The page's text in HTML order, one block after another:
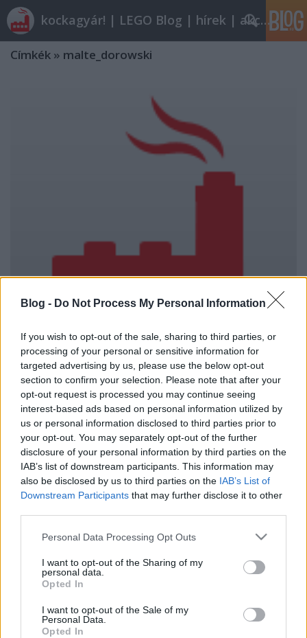
Blog - Do Not Process My Personal Information
If you wish to opt-out of the sale, sharing to third parties, or
processing of your personal or sensitive information for
targeted advertising by us, please use the below opt-out
section to confirm your selection. Please note that after your
opt-out request is processed you may continue seeing
interest-based ads based on personal information utilized by
us or personal information disclosed to third parties prior to
your opt-out. You may separately opt-out of the further
disclosure of your personal information by third parties on the
IAB’s list of downstream participants. This information may
also be disclosed by us to third parties on the IAB’s List of
Downstream Participants that may further disclose it to other
Please note that this website/app uses one or more Google
not limited to your visit or usage behaviour. You may click to
grant or deny consent to Google and its third-party tags to
use your data for below specified purposes in below Google
consent section.
Personal Data Processing Opt Outs
I want to opt-out of the Sharing of my
personal data.
Opted In
I want to opt-out of the Sale of my
Personal Data.
Opted In
kockagyár! | LEGO Blog | hírek | akciók |
Címkék » malte_dorowski
Röviden: linkek, egyebek
Rékocs•2012. március 02.
Az én lengyelem újabb Porschéja. Az Octan cég már
kinőtte a Földet, a kutatások galaktikus mezők
feltárására irányulnak. A jeruzsálemi Szikladóm
beleférne az Architecture-sorozatba? Ha már
Architecture: Tier jól megépítette Yooha Egri…